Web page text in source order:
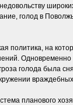
голод в
политика, на
голода была
враждебных
планового